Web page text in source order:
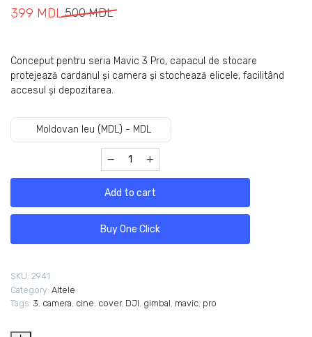
500MDL
399 MDL
Conceput pentru seria Mavic 3 Pro, capacul de stocare
protejează cardanul și camera și stochează elicele, facilitând
accesul și depozitarea.
Moldovan leu (MDL) - MDL
Add to cart
Buy One Click
SKU: 2941
Category: Altele
Tags: 3 camera cine cover, DJI gimbal mavic pro